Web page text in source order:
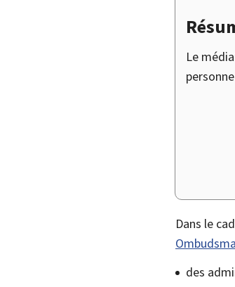
Le
Dans le
des